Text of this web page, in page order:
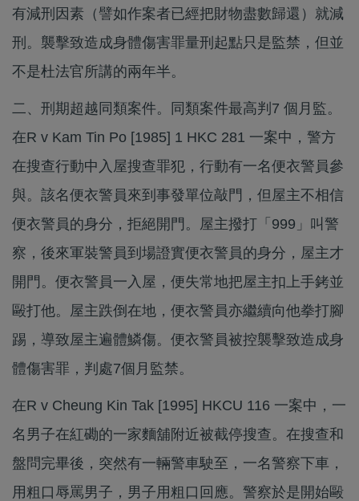
有減刑因素（譬如作案者已經把財物盡數歸還）就減
刑。襲擊致造成身體傷害罪量刑起點只是監禁，但並
不是杜法官所講的兩年半。
二、刑期超越同類案件。同類案件最高判7 個月監。
在R v Kam Tin Po [1985] 1 HKC 281 一案中，警方
在搜查行動中入屋搜查罪犯，行動有一名便衣警員參
與。該名便衣警員來到事發單位敲門，但屋主不相信
便衣警員的身分，拒絕開門。屋主撥打「999」叫警
察，後來軍裝警員到場證實便衣警員的身分，屋主才
開門。便衣警員一入屋，便失常地把屋主扣上手銬並
毆打他。屋主跌倒在地，便衣警員亦繼續向他拳打腳
踢，導致屋主遍體鱗傷。便衣警員被控襲擊致造成身
體傷害罪，判處7個月監禁。
在R v Cheung Kin Tak [1995] HKCU 116 一案中，一
名男子在紅磡的一家麵舖附近被截停搜查。在搜查和
盤問完畢後，突然有一輛警車駛至，一名警察下車，
用粗口辱罵男子，男子用粗口回應。警察於是開始毆